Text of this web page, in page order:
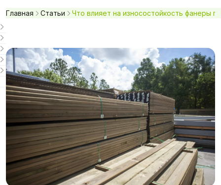
Главная Статьи Что влияет на износостойкость фанеры